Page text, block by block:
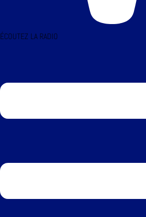
ÉCOUTEZ LA RADIO